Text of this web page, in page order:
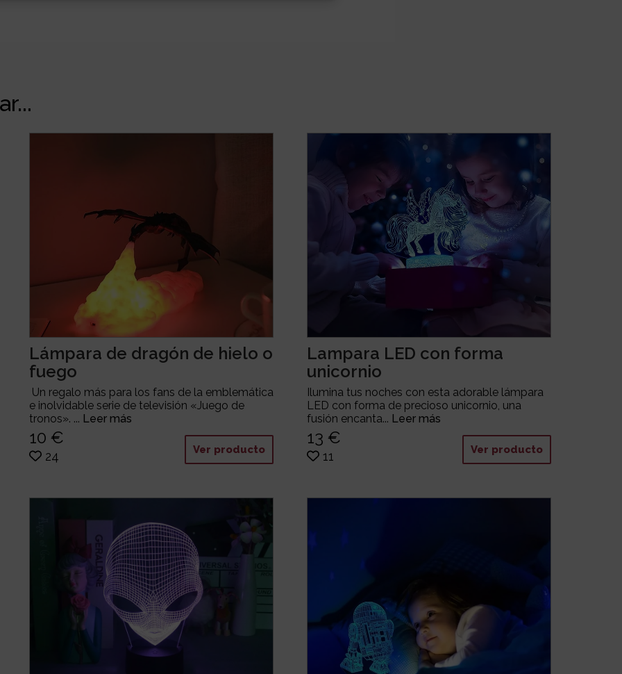
Lámpara de dragón de hielo o
fuego
Un regalo más para los fans de la emblemática
e inolvidable serie de televisión «Juego de
tronos». ... Leer más
10 €
24 Ver producto
Lampara LED con forma
unicornio
Ilumina tus noches con esta adorable lámpara
LED con forma de precioso unicornio, una
fusión encanta... Leer más
13 €
11 Ver producto